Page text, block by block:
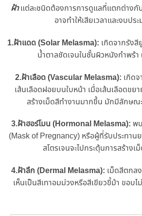
ฝ้าแต่ละชนิดต้องการการดูแลที่แตกต่างกั
อาจทำให้เสียเวลาและงบปร
1.ฝ้าแดด (Solar Melasma): เกิดจากรัง
น้ำตาลชัดเจนในชั้นผิวหนังกำพร้
2.ฝ้าเลือด (Vascular Melasma): เกิด
เส้นเลือดฝอยบนใบหน้า เมื่อเส้นเลือดขย
สร้างเม็ดสีทำงานมากขึ้น มักมีลักษณ
3.ฝ้าฮอร์โมน (Hormonal Melasma): พ
(Mask of Pregnancy) หรือผู้ที่รับประทาน
สโตรเจนจะไปกระตุ้นการสร้างเ
4.ฝ้าลึก (Dermal Melasma): เม็ดสีตกล
เห็นเป็นสีเทาอมม่วงหรือสีเขียวขี้ม้า ขอบ